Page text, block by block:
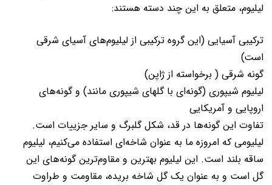
لیلیوم، متعلق به این چند دسته هستند:
ترکیبی آسیایی (این گروه ترکیبی از لیلیوم‌های آسیای شرقی
است)
گونه شرقی ( برخواسته از ژاپن)
لیلیوم شیپوری (گونه‌ای با گلهای شیپوری مانند) و گونه‌های
اروپایی و آمریکایی
تفاوت این گونه‌ها در قد، شکل گلبرگ و سایر جزییات است.
لیلیومی که امروزه ما به عنوان شاخه‌ای استفاده می‌کنیم، لیلیوم
ساقه بلند است. این لیلیوم بهترین و مقاوم‌ترین گونه‌های این
گل است و به عنوان یک گل شاخه بریده، مقاومت و طراوت